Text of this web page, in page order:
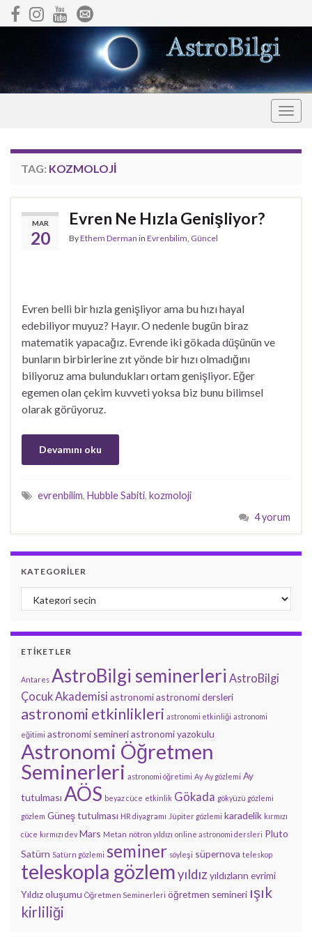
TAG: KOZMOLOJI
MAR
20
Evren Ne Hızla Genişliyor?
ByEthem Derman in Evrenbilim Güncel
Evren belli bir hızla genişliyor ama bu hızı hayal
edebiliyor muyuz? Hayır. O nedenle bugün biraz
matematik yapacağız. Evrende iki gökada düşünün ve
bunların birbirlerine zıt yönde bir hızı olmadığını
biliyoruz ama bulundukları ortam genişliyor. Eğer
egemen olan çekim kuvveti yoksa biz bunu bilimsel
olarak görüyoruz.
Devamını oku
evrenbilim, Hubble Sabiti, kozmoloji
4 yorum
KATEGORILER
Kategoriler
ETIKETLER
Antares AstroBilgi seminerleri AstroBilgi
Çocuk Akademisi astronomiastronomi dersleri
astronomi etkinlikleri astronomi etkinliği astronomi
eğitimi astronomi semineriastronomi yazokulu
Astronomi Öğretmen
Seminerleri astronomi öğretimi Ay Ay gözlemi Ay
tutulması AÖS beyaz cüce etkinlik Gökada gökyüzü gözlemi
gözlem Güneş tutulması HR diyagramı Jüpiter gözlemi karadelik kırmızı
cüce kırmızı dev Mars Metan nötron yıldızı online astronomi dersleri Pluto
Satürn Satürn gözlemi seminer söyleşi süpernova teleskop
teleskopla gözlemyıldız yıldızların evrimi
Yıldız oluşumu Öğretmen Seminerleri öğretmen semineri ışık
kirliliği